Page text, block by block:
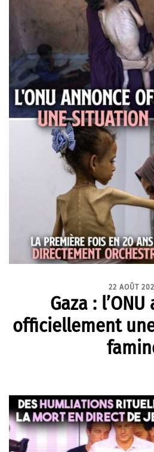
22 AOÛT
Gaza :
officiellement